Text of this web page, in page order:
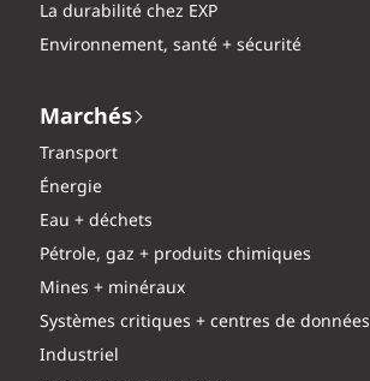
La durabilité chez EXP
Environnement, santé + sécurité
Marchés
Transport
Énergie
Eau + déchets
Pétrole, gaz + produits chimiques
Mines + minéraux
Systèmes critiques + centres de données
Industriel